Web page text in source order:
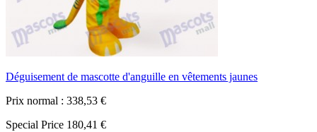
Déguisement de mascotte d'anguille en vêtements jaunes
Prix normal : 338,53 €
Special Price 180,41 €